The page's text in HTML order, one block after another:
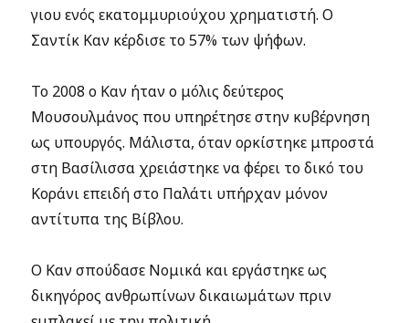
γιου ενός εκατομμυριούχου χρηματιστή. Ο
Σαντίκ Καν κέρδισε το 57% των ψήφων.
Το 2008 ο Καν ήταν ο μόλις δεύτερος
Μουσουλμάνος που υπηρέτησε στην κυβέρνηση
ως υπουργός. Μάλιστα, όταν ορκίστηκε μπροστά
στη Βασίλισσα χρειάστηκε να φέρει το δικό του
Κοράνι επειδή στο Παλάτι υπήρχαν μόνον
αντίτυπα της Βίβλου.
Ο Καν σπούδασε Νομικά και εργάστηκε ως
δικηγόρος ανθρωπίνων δικαιωμάτων πριν